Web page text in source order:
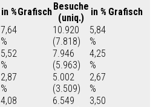
in %GrafischBesuche
(uniq.)
in % Grafisch
7,64
%
10.920
(7.818)
5,84
%
5,52
%
7.946
(5.963)
4,25
%
2,87
%
5.002
(3.509)
2,67
%
4,08
6.549
3,50